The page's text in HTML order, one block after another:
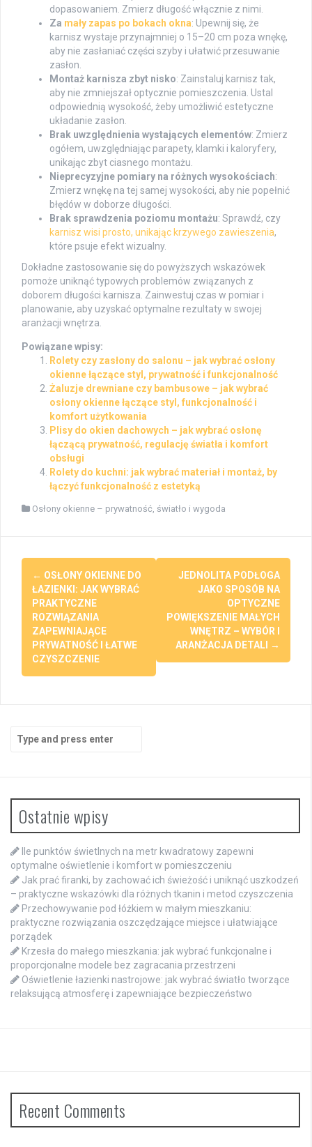
dopasowaniem. Zmierz długość włącznie z nimi.
Za mały zapas po bokach okna: Upewnij się, że
karnisz wystaje przynajmniej o 15–20 cm poza wnękę,
aby nie zasłaniać części szyby i ułatwić przesuwanie
zasłon.
Montaż karnisza zbyt nisko: Zainstaluj karnisz tak,
aby nie zmniejszał optycznie pomieszczenia. Ustal
odpowiednią wysokość, żeby umożliwić estetyczne
układanie zasłon.
Brak uwzględnienia wystających elementów: Zmierz
ogółem, uwzględniając parapety, klamki i kaloryfery,
unikając zbyt ciasnego montażu.
Nieprecyzyjne pomiary na różnych wysokościach:
Zmierz wnękę na tej samej wysokości, aby nie popełnić
błędów w doborze długości.
Brak sprawdzenia poziomu montażu: Sprawdź, czy
karnisz wisi prosto, unikając krzywego zawieszenia,
które psuje efekt wizualny.
Dokładne zastosowanie się do powyższych wskazówek
pomoże uniknąć typowych problemów związanych z
doborem długości karnisza. Zainwestuj czas w pomiar i
planowanie, aby uzyskać optymalne rezultaty w swojej
aranżacji wnętrza.
Powiązane wpisy:
Rolety czy zasłony do salonu – jak wybrać osłony
okienne łączące styl, prywatność i funkcjonalność
Żaluzje drewniane czy bambusowe – jak wybrać
osłony okienne łączące styl, funkcjonalność i
komfort użytkowania
Plisy do okien dachowych – jak wybrać osłonę
łączącą prywatność, regulację światła i komfort
obsługi
Rolety do kuchni: jak wybrać materiał i montaż, by
łączyć funkcjonalność z estetyką
Osłony okienne – prywatność, światło i wygoda
Post
navigation
← OSŁONY OKIENNE DO
ŁAZIENKI: JAK WYBRAĆ
PRAKTYCZNE
ROZWIĄZANIA
ZAPEWNIAJĄCE
PRYWATNOŚĆ I ŁATWE
CZYSZCZENIE
JEDNOLITA PODŁOGA
JAKO SPOSÓB NA
OPTYCZNE
POWIĘKSZENIE MAŁYCH
WNĘTRZ – WYBÓR I
ARANŻACJA DETALI
→
for:
Ostatnie wpisy
Ile punktów świetlnych na metr kwadratowy zapewni
optymalne oświetlenie i komfort w pomieszczeniu
Jak prać firanki, by zachować ich świeżość i uniknąć uszkodzeń
– praktyczne wskazówki dla różnych tkanin i metod czyszczenia
Przechowywanie pod łóżkiem w małym mieszkaniu:
praktyczne rozwiązania oszczędzające miejsce i ułatwiające
porządek
Krzesła do małego mieszkania: jak wybrać funkcjonalne i
proporcjonalne modele bez zagracania przestrzeni
Oświetlenie łazienki nastrojowe: jak wybrać światło tworzące
relaksującą atmosferę i zapewniające bezpieczeństwo
Recent Comments